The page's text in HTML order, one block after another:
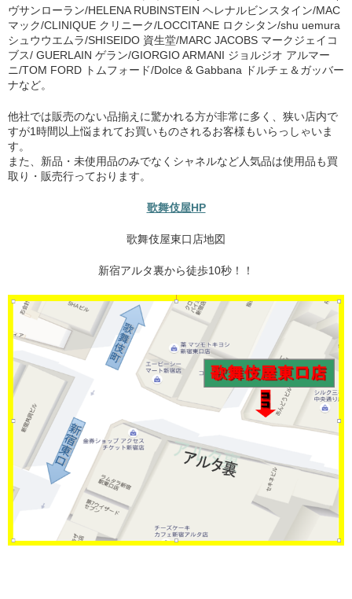
ヴサンローラン/HELENA RUBINSTEIN ヘレナルビンスタイン/MAC
マック/CLINIQUE クリニーク/LOCCITANE ロクシタン/shu uemura
シュウウエムラ/SHISEIDO 資生堂/MARC JACOBS マークジェイコ
ブス/ GUERLAIN ゲラン/GIORGIO ARMANI ジョルジオ アルマー
ニ/TOM FORD トムフォード/Dolce & Gabbana ドルチェ＆ガッバー
ナなど。
他社では販売のない品揃えに驚かれる方が非常に多く、狭い店内で
すが1時間以上悩まれてお買いものされるお客様もいらっしゃいま
す。
また、新品・未使用品のみでなくシャネルなど人気品は使用品も買
取り・販売行っております。
歌舞伎屋HP
歌舞伎屋東口店地図
新宿アルタ裏から徒歩10秒！！